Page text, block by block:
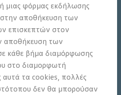
μιας φόρμας εκδήλωσης
αποθήκευση των
επισκεπτών στον
αποθήκευση των
κάθε βήμα διαμόρφωσης
στο διαμορφωτή
αυτά τα cookies, πολλές
δεν θα μπορούσαν
για την ηλεκτροκίνηση
φορτίσω;
μπορώ να φτάσω;
πληρώσω;
φορτίσω;
στα ID.
ανάκτησης ενέργειας κατά την
στα ID.